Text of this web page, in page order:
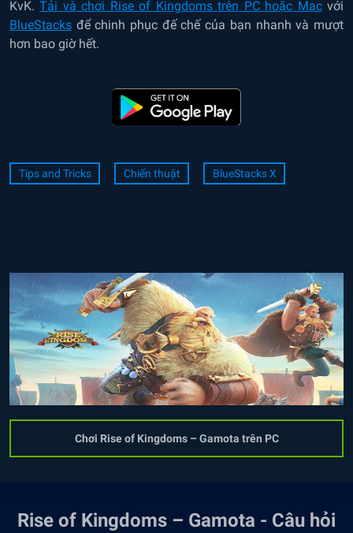
KvK.Tải và chơi Rise of Kingdoms trên PC hoặc Macvới
BlueStacks để chinh phục đế chế của bạn nhanh và mượt
hơn bao giờ hết.
Tips and Tricks Chiến thuật BlueStacks X
Chơi Rise of Kingdoms – Gamota trên PC
Rise of Kingdoms – Gamota - Câu hỏi